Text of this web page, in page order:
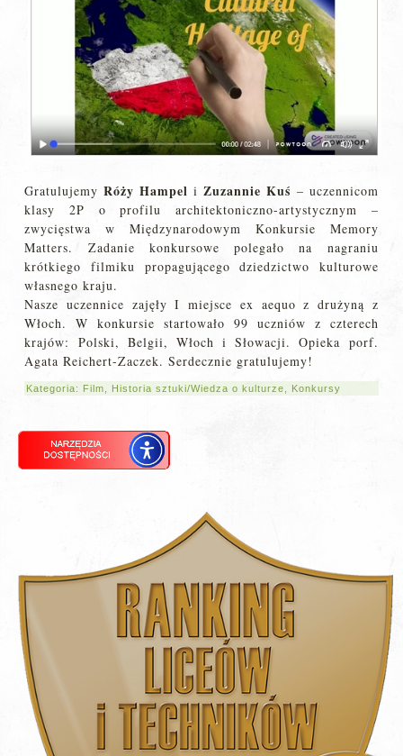
GratulujemyRóży Hampel i Zuzannie Kuś – uczennicom
klasy 2P o profilu architektoniczno-artystycznym –
zwycięstwa w Międzynarodowym Konkursie Memory
Matters. Zadanie konkursowe polegało na nagraniu
krótkiego filmiku propagującego dziedzictwo kulturowe
własnego kraju.
Nasze uczennice zajęły I miejsce ex aequo z drużyną z
Włoch. W konkursie startowało 99 uczniów z czterech
krajów: Polski, Belgii, Włoch i Słowacji. Opieka porf.
Agata Reichert-Zaczek. Serdecznie gratulujemy!
Kategoria: Film Historia sztuki/Wiedza o kulturze Konkursy